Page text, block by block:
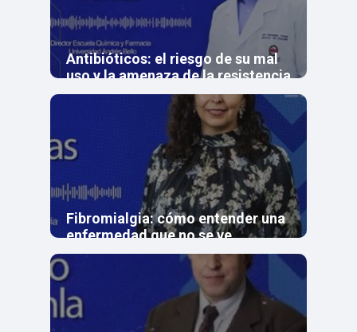
Antibióticos: el riesgo de su mal
uso y la amenaza de la resistencia
bacteriana
Fibromialgia: cómo entender una
enfermedad que no se ve